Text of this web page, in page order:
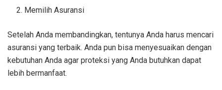
Memilih Asuransi
Setelah Anda membandingkan, tentunya Anda harus mencari
asuransi yang terbaik. Anda pun bisa menyesuaikan dengan
kebutuhan Anda agar proteksi yang Anda butuhkan dapat
lebih bermanfaat.